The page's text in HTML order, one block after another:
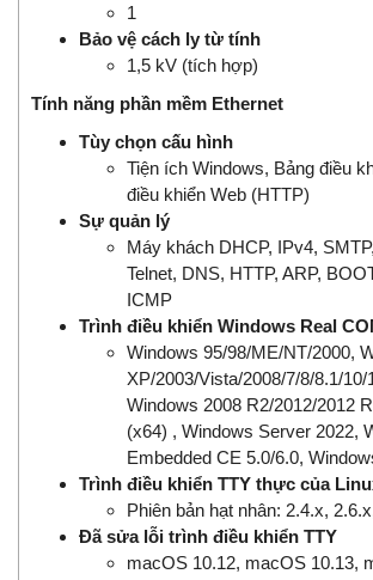
1
Bảo vệ cách ly từ tính
1,5 kV (tích hợp)
Tính năng phần mềm Ethernet
Tùy chọn cấu hình
Tiện ích Windows, Bảng điều
điều khiển Web (HTTP)
Sự quản lý
Máy khách DHCP, IPv4,
Telnet, DNS, HTTP, ARP,
ICMP
Trình điều khiển Windows Real
Windows 95/98/ME/NT/2000,
XP/2003/Vista/2008/7/8/8.1/10/
Windows 2008 R2/2012/2012
(x64) , Windows Server 2022,
Embedded CE 5.0/6.0,
Trình điều khiển TTY thực của
Phiên bản hạt nhân: 2.4.x,
Đã sửa lỗi trình điều khiển TTY
macOS 10.12, macOS 10.13,